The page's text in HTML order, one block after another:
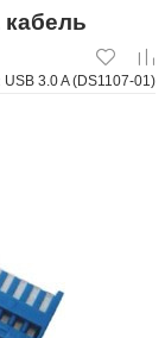
кабель
USB 3.0 A (DS1107-01)